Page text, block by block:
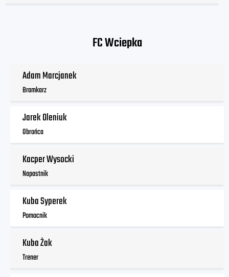
FC Wciepka
Adam Marcjanek
Bramkarz
Jarek Oleniuk
Obrońca
Kacper Wysocki
Napastnik
Kuba Syperek
Pomocnik
Kuba Żak
Trener